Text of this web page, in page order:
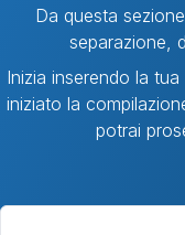
Da questa
separazione,
Inizia inserendo la
iniziato la
potrai